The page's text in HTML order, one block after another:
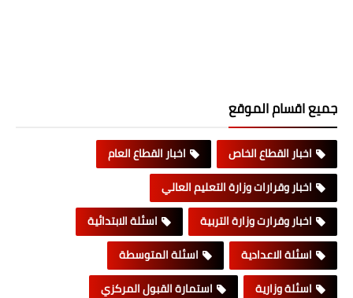
جميع اقسام الموقع
اخبار القطاع الخاص
اخبار القطاع العام
اخبار وقرارات وزارة التعليم العالي
اخبار وقرارت وزارة التربية
اسئلة الابتدائية
اسئلة الاعدادية
اسئلة المتوسطة
اسئلة وزارية
استمارة القبول المركزي